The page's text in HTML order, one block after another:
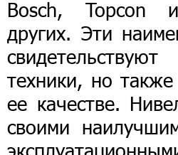
Bosch, Topcon
других. Эти
техники, но
ее качестве.
своими